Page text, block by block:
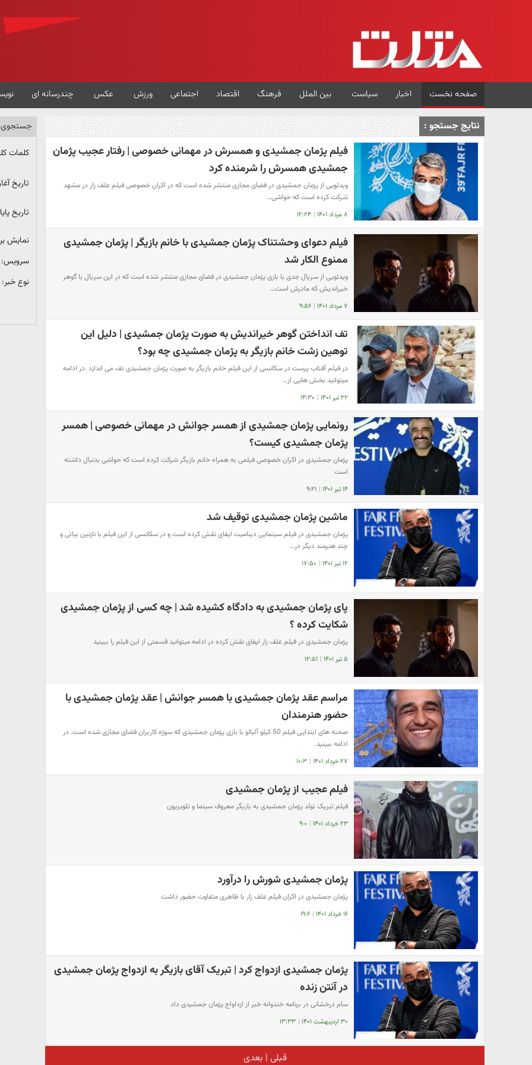
صفحه نخست اخبار سیاست بین الملل فرهنگ اقتصاد اجتماعی ورزش عکس چندرسانه ای
نتایج جستجو :
فیلم پژمان جمشیدی و همسرش در مهمانی خصوصی | رفتار عجیب پژمان
جمشیدی همسرش را شرمنده کرد
ویدئویی از پژمان جمشیدی در فضای مجازی منتشر شده است که در اکران خصوصی فیلم علف زار در مشهد
شرکت کرده است که حواشی…
۸ مرداد ۱۴۰۱ | ۱۲:۲۴
فیلم دعوای وحشتناک پژمان جمشیدی با خانم بازیگر | پژمان جمشیدی
ممنوع الکار شد
ویدئویی از سریال جدی با بازی پژمان جمشیدی در فضای مجازی منتشر شده است که در این سریال با گوهر
خیراندیش که مادرش است…
۷ مرداد ۱۴۰۱ | ۹:۵۶
تف انداختن گوهر خیراندیش به صورت پژمان جمشیدی | دلیل این
توهین زشت خانم بازیگر به پژمان جمشیدی چه بود؟
در فیلم آفتاب پرست در سکانسی از این فیلم خانم بازیگر به صورت پژمان جمشیدی تف می اندازد .در ادامه
میتوانید بخش هایی از…
۲۲ تیر ۱۴۰۱ | ۱۴:۳۰
رونمایی پژمان جمشیدی از همسر جوانش در مهمانی خصوصی | همسر
پژمان جمشیدی کیست؟
پژمان جمشیدی در اکران خصوصی فیلمی به همراه خانم بازیگر شرکت کرده است که حواشی بدنبال داشته
است
۱۴ تیر ۱۴۰۱ | ۹:۲۱
ماشین پژمان جمشیدی توقیف شد
پژمان جمشیدی در فیلم سینمایی دینامیت ایفای نقش کرده است و در سکانسی از این فیلم با نازنین بیاتی و
چند هنرمند دیگر در…
۱۲ تیر ۱۴۰۱ | ۱۷:۵۰
پای پژمان جمشیدی به دادگاه کشیده شد | چه کسی از پژمان جمشیدی
شکایت کرده ؟
پژمان جمشیدی در فیلم علف زار ایفای نقش کرده در ادامه میتوانید قسمتی از این فیلم را ببینید
۵ تیر ۱۴۰۱ | ۱۲:۵۱
مراسم عقد پژمان جمشیدی با همسر جوانش | عقد پژمان جمشیدی با
حضور هنرمندان
صحنه های ابتدایی فیلم 50 کیلو آلبالو با بازی پژمان جمشیدی که سوژه کاربران فضای مجازی شده است. در
ادامه ببینید.
۲۷ خرداد ۱۴۰۱ | ۱۰:۳
فیلم عجیب از پژمان جمشیدی
فیلم تبریک تولد پژمان جمشیدی به بازیگر معروف سینما و تلویزیون
۲۳ خرداد ۱۴۰۱ | ۹:۰
پژمان جمشیدی شورش را درآورد
پژمان جمشیدی در اکران فیلم علف زار با ظاهری متفاوت حضور داشت
۱۶ خرداد ۱۴۰۱ | ۱۹:۶
پژمان جمشیدی ازدواج کرد | تبریک آقای بازیگر به ازدواج پژمان جمشیدی
در آنتن زنده
سام درخشانی در برنامه خندوانه خبر از ازداواج پژمان جمشیدی داد
۳۰ اردیبهشت ۱۴۰۱ | ۱۳:۳۳
قبلی | بعدی
جستجوی
کلمات
تاریخ
تاریخ
نمایش
سرویس:
نوع خبر: